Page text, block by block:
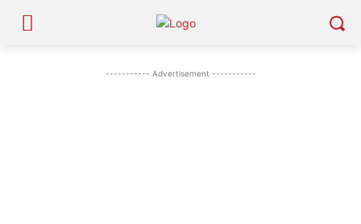
----------- Advertisement -----------